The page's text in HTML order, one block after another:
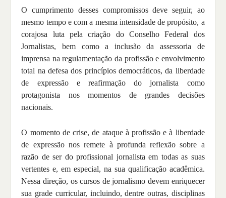
O cumprimento desses compromissos deve seguir, ao
mesmo tempo e com a mesma intensidade de propósito, a
corajosa luta pela criação do Conselho Federal dos
Jornalistas, bem como a inclusão da assessoria de
imprensa na regulamentação da profissão e envolvimento
total na defesa dos princípios democráticos, da liberdade
de expressão e reafirmação do jornalista como
protagonista nos momentos de grandes decisões
nacionais.
O momento de crise, de ataque à profissão e à liberdade
de expressão nos remete à profunda reflexão sobre a
razão de ser do profissional jornalista em todas as suas
vertentes e, em especial, na sua qualificação acadêmica.
Nessa direção, os cursos de jornalismo devem enriquecer
sua grade curricular, incluindo, dentre outras, disciplinas